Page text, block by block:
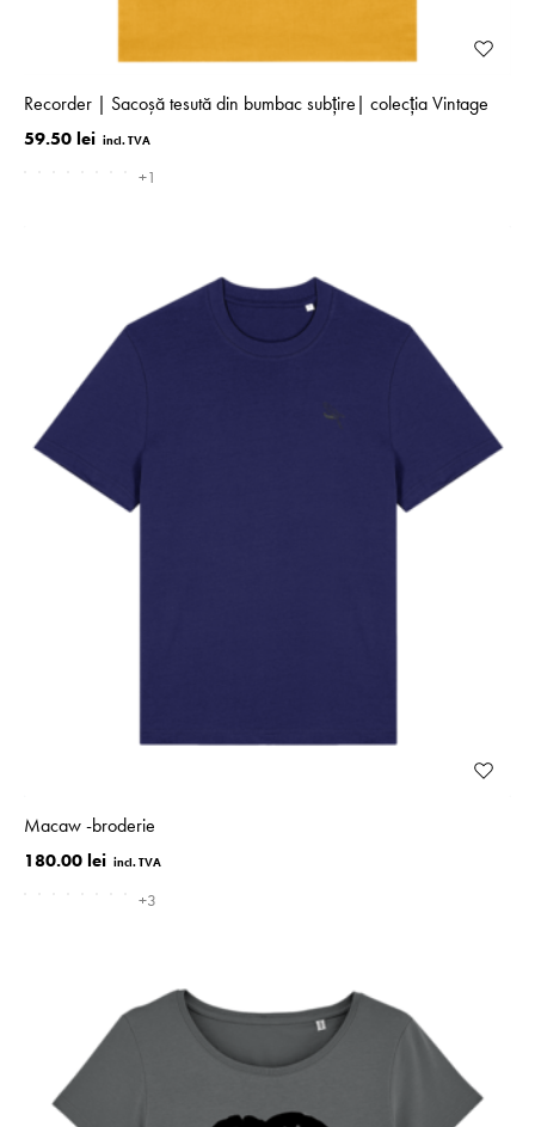
Recorder | Sacoșă tesută din bumbac subţire| colecţia Vintage
59.50 lei
+1
Macaw -broderie
180.00 lei
+3